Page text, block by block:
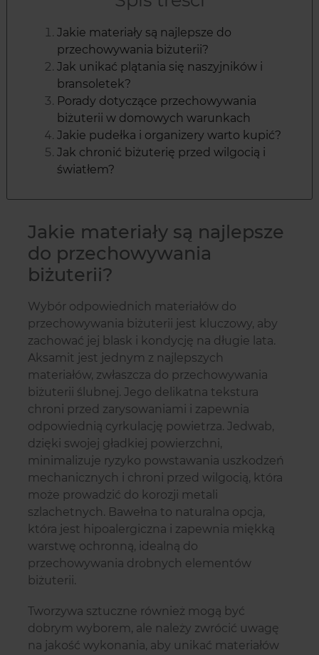
Jakie materiały są najlepsze do
przechowywania biżuterii?
Jak unikać plątania się naszyjników i
bransoletek?
Porady dotyczące przechowywania
biżuterii w domowych warunkach
Jakie pudełka i organizery warto kupić?
Jak chronić biżuterię przed wilgocią i
światłem?
Jakie materiały są najlepsze
do przechowywania
biżuterii?
Wybór odpowiednich materiałów do
przechowywania biżuterii jest kluczowy, aby
zachować jej blask i kondycję na długie lata.
Aksamit jest jednym z najlepszych
materiałów, zwłaszcza do przechowywania
biżuterii ślubnej. Jego delikatna tekstura
chroni przed zarysowaniami i zapewnia
odpowiednią cyrkulację powietrza. Jedwab,
dzięki swojej gładkiej powierzchni,
minimalizuje ryzyko powstawania uszkodzeń
mechanicznych i chroni przed wilgocią, która
może prowadzić do korozji metali
szlachetnych. Bawełna to naturalna opcja,
która jest hipoalergiczna i zapewnia miękką
warstwę ochronną, idealną do
przechowywania drobnych elementów
biżuterii.
Tworzywa sztuczne również mogą być
dobrym wyborem, ale należy zwrócić uwagę
na jakość wykonania, aby unikać materiałów